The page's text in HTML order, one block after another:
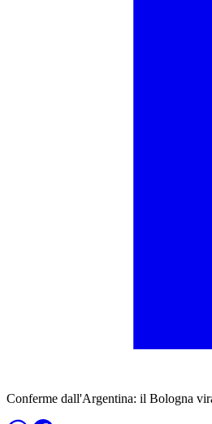
Conferme dall'Argentina: il Bologna